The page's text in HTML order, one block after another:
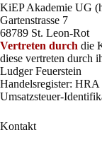
KiEP Akademie UG
Gartenstrasse 7
68789 St. Leon-Rot
Vertreten durch die
diese vertreten durch
Ludger Feuerstein
Handelsregister:
Umsatzsteuer-
Kontakt